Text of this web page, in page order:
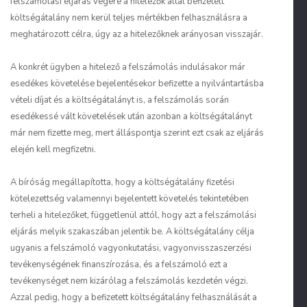
költségátalány nem kerül teljes mértékben felhasználásra a
meghatározott célra, úgy az a hitelezőknek arányosan visszajár.
A konkrét ügyben a hitelező a felszámolás indulásakor már
esedékes követelése bejelentésekor befizette a nyilvántartásba
vételi díjat és a költségátalányt is, a felszámolás során
esedékessé vált követelések után azonban a költségátalányt
már nem fizette meg, mert álláspontja szerint ezt csak az eljárás
elején kell megfizetni.
A bíróság megállapította, hogy a költségátalány fizetési
kötelezettség valamennyi bejelentett követelés tekintetében
terheli a hitelezőket, függetlenül attól, hogy azt a felszámolási
eljárás melyik szakaszában jelentik be. A költségátalány célja
ugyanis a felszámoló vagyonkutatási, vagyonvisszaszerzési
tevékenységének finanszírozása, és a felszámoló ezt a
tevékenységet nem kizárólag a felszámolás kezdetén végzi.
Azzal pedig, hogy a befizetett költségátalány felhasználását a